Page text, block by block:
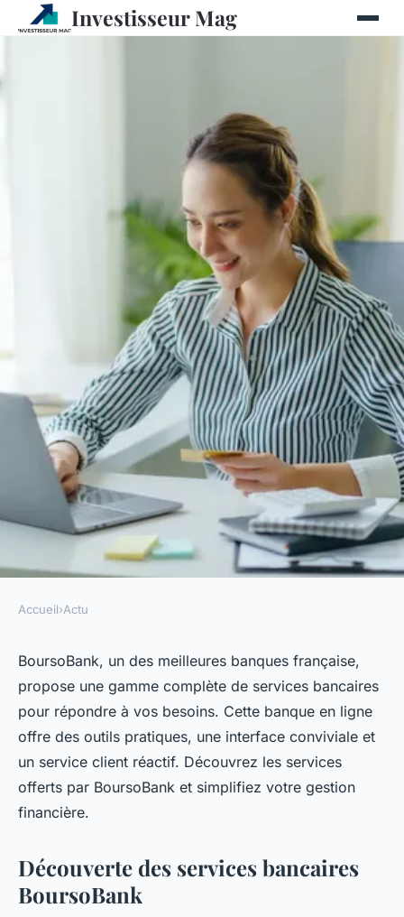
Investisseur Mag
Quels sont les services
proposés par BoursoBank ?
telesphore •18 février 2024• 2 min de lecture
Accueil›Actu
BoursoBank, un des meilleures banques française,
propose une gamme complète de services bancaires
pour répondre à vos besoins. Cette banque en ligne
offre des outils pratiques, une interface conviviale et
un service client réactif. Découvrez les services
offerts par BoursoBank et simplifiez votre gestion
financière.
Découverte des services bancaires
BoursoBank